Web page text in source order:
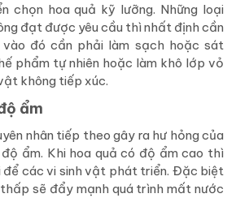
chọn hoa quả kỹ lưỡng. Những loại
đạt được yêu cầu thì nhất định cần
đó cần phải làm sạch hoặc sát
phẩm tự nhiên hoặc làm khô lớp vỏ
không tiếp xúc.
ẩm
nhân tiếp theo gây ra hư hỏng của
ẩm. Khi hoa quả có độ ẩm cao thì
để các vi sinh vật phát triển. Đặc biệt
sẽ đẩy mạnh quá trình mất nước